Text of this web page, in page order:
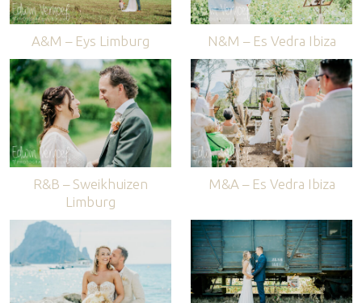
A&M – Eys Limburg N&M – Es Vedra Ibiza
R&B – Sweikhuizen
Limburg
M&A – Es Vedra Ibiza